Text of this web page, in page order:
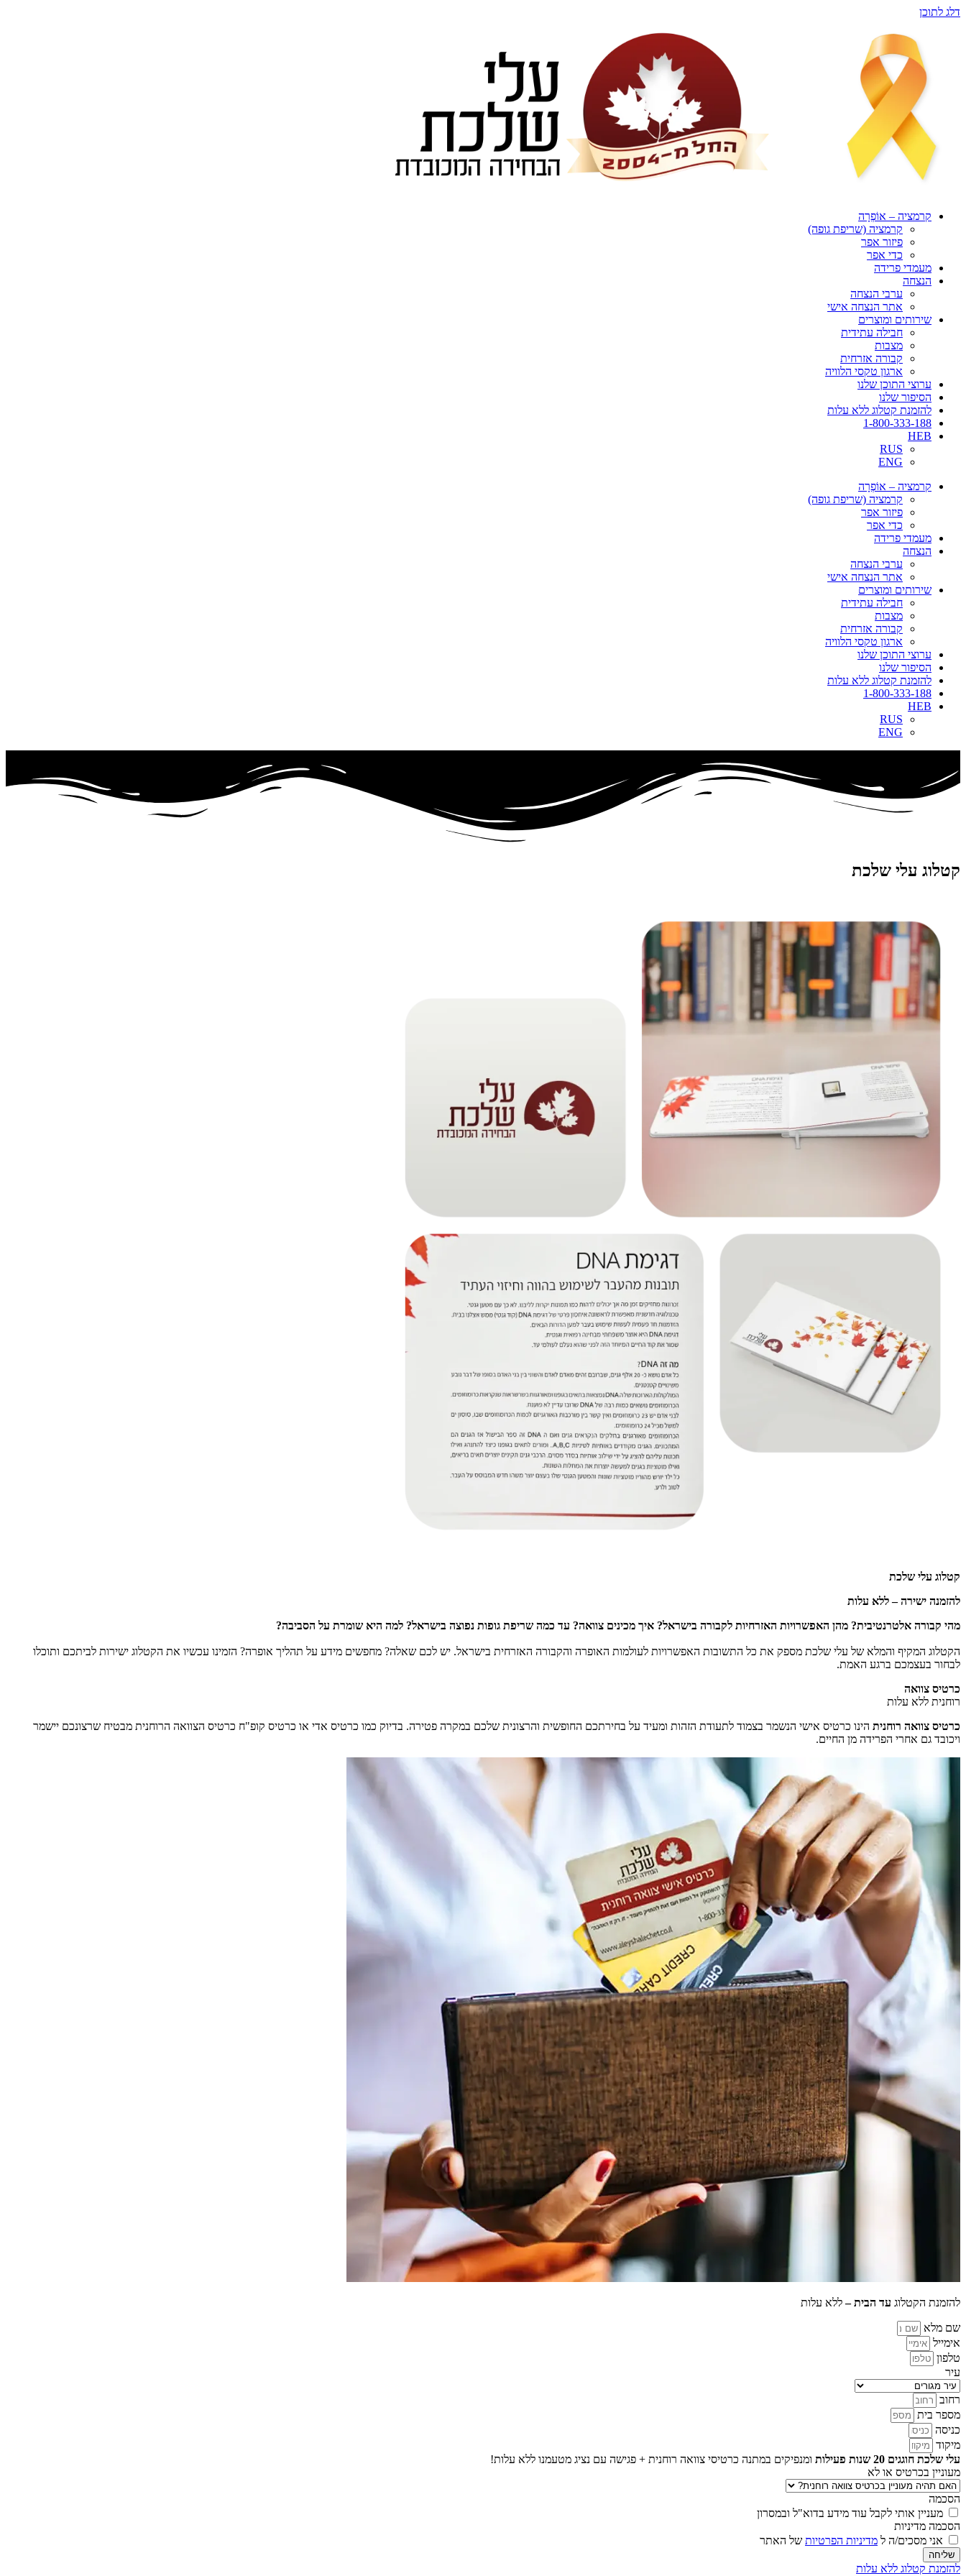
דלג לתוכן
קרמציה – אוֹפְרָה
קרמציה (שריפת גופה)
פיזור אפר
כדי אפר
מעמדי פרידה
הנצחה
ערבי הנצחה
אתר הנצחה אישי
שירותים ומוצרים
חבילה עתידית
מצבות
קבורה אזרחית
ארגון טקסי הלוויה
ערוצי התוכן שלנו
הסיפור שלנו
להזמנת קטלוג ללא עלות
1-800-333-188
HEB
RUS
ENG
קרמציה – אוֹפְרָה
קרמציה (שריפת גופה)
פיזור אפר
כדי אפר
מעמדי פרידה
הנצחה
ערבי הנצחה
אתר הנצחה אישי
שירותים ומוצרים
חבילה עתידית
מצבות
קבורה אזרחית
ארגון טקסי הלוויה
ערוצי התוכן שלנו
הסיפור שלנו
להזמנת קטלוג ללא עלות
1-800-333-188
HEB
RUS
ENG
קטלוג עלי שלכת
קטלוג עלי שלכת
להזמנה ישירה – ללא עלות
מהי קבורה אלטרנטיבית? מהן האפשרויות האזרחיות לקבורה בישראל? איך מכינים צוואה? עד כמה שריפת גופות נפוצה בישראל? למה היא שומרת על הסביבה?
הקטלוג המקיף והמלא של עלי שלכת מספק את כל התשובות האפשרויות לעולמות האופרה והקבורה האזרחית בישראל. יש לכם שאלה? מחפשים מידע על תהליך אופרה? הזמינו עכשיו את הקטלוג ישירות לביתכם ותוכלו
לבחור בעצמכם ברגע האמת.
כרטיס צוואה
רוחנית ללא עלות
כרטיס צוואה רוחנית הינו כרטיס אישי הנשמר בצמוד לתעודת הזהות ומעיד על בחירתכם החופשית והרצונית שלכם במקרה פטירה. בדיוק כמו כרטיס אדי או כרטיס קופ"ח כרטיס הצוואה הרוחנית מבטיח שרצונכם יישמר
ויכובד גם אחרי הפרידה מן החיים.
להזמנת הקטלוג עד הבית –ללא עלות
שם מלא
אימייל
טלפון
עיר
רחוב
מספר בית
כניסה
מיקוד
עלי שלכת חוגגים 20 שנות פעילות
ומנפיקים במתנה כרטיסי צוואה רוחנית + פגישה עם נציג מטעמנו ללא עלות!
מעוניין בכרטיס או לא
הסכמה
מעניין אותי לקבל עוד מידע בדוא"ל ובמסרון
הסכמה מדיניות
אני מסכים/ה ל מדיניות הפרטיות של האתר
שליחה
להזמנת קטלוג ללא עלות